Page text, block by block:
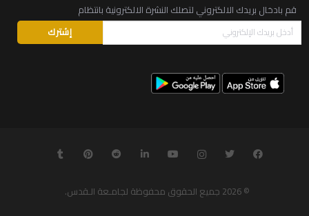
قم بادخال بريدك الالكتروني لتصلك النشرة الالكترونية بانتظام
© 2026 جميع الحقوق محفوظة لجامـعة الـقدس.